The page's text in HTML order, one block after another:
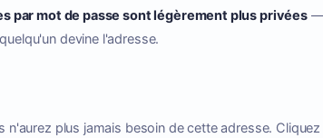
par mot de passe sont légèrement plus privées—
devine l'adresse.
plus jamais besoin de cette adresse.